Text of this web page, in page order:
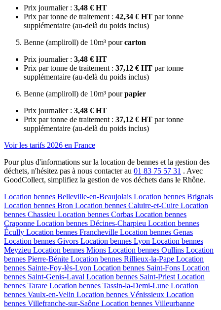
Prix journalier : 3,48 € HT
Prix par tonne de traitement : 42,34 € HT par tonne
supplémentaire (au-delà du poids inclus)
Benne (ampliroll) de 10m³ pourcarton
Prix journalier : 3,48 € HT
Prix par tonne de traitement : 37,12 € HT par tonne
supplémentaire (au-delà du poids inclus)
Benne (ampliroll) de 10m³ pourpapier
Prix journalier : 3,48 € HT
Prix par tonne de traitement : 37,12 € HT par tonne
supplémentaire (au-delà du poids inclus)
Voir les tarifs 2026 en France
Pour plus d'informations sur la location de bennes et la gestion des
déchets, n'hésitez pas à nous contacter au 01 83 75 57 31 . Avec
GoodCollect, simplifiez la gestion de vos déchets dans le Rhône.
Location bennes Belleville-en-Beaujolais Location bennes Brignais
Location bennes Bron Location bennes Caluire-et-Cuire Location
bennes Chassieu Location bennes Corbas Location bennes
Craponne Location bennes Décines-Charpieu Location bennes
Écully Location bennes Francheville Location bennes Genas
Location bennes Givors Location bennes Lyon Location bennes
Meyzieu Location bennes Mions Location bennes Oullins Location
bennes Pierre-Bénite Location bennes Rillieux-la-Pape Location
bennes Sainte-Foy-lès-Lyon Location bennes Saint-Fons Location
bennes Saint-Genis-Laval Location bennes Saint-Priest Location
bennes Tarare Location bennes Tassin-la-Demi-Lune Location
bennes Vaulx-en-Velin Location bennes Vénissieux Location
bennes Villefranche-sur-Saône Location bennes Villeurbanne